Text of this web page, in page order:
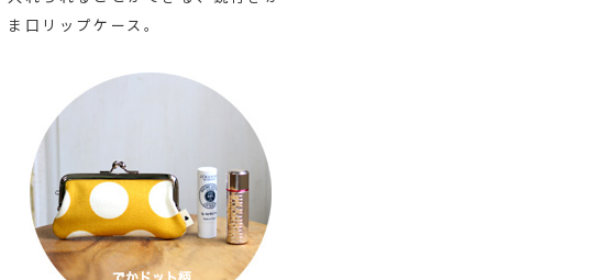
ま口リップケース。